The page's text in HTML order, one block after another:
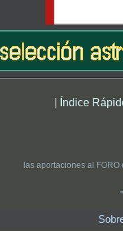
| Índice
las aportaciones al